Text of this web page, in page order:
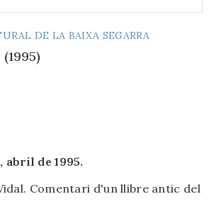
DE LA BAIXA SEGARRA
abril de 1995.
Comentari d'un llibre antic del